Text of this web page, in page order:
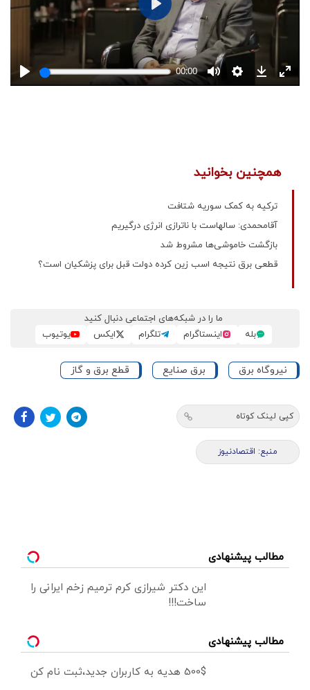
همچنین بخوانید
ترکیه به کمک سوریه شتافت
آقامحمدی: سالهاست با ناترازی انرژی درگیریم
بازگشت خاموشی‌ها مشروط شد
قطعی برق نتیجه اسب زین کرده دولت قبل برای پزشکیان است؟
ما را در شبکه‌های اجتماعی دنبال کنید
بله
اینستاگرام تلگرام ایکس یوتیوب
نیروگاه برق برق صنایع قطع برق و گاز
کپی لینک کوتاه
منبع: اقتصادنیوز
مطالب پیشنهادی
این دکتر شیرازی کرم ترمیم زخم ایرانی را
ساخت!!!
مطالب پیشنهادی
500$ هدیه به کاربران جدید،ثبت نام کن